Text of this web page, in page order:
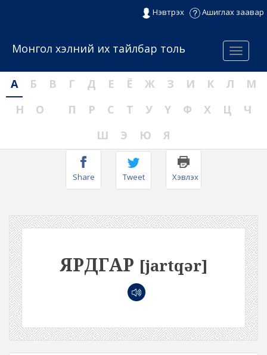
Нэвтрэх Ашиглах заавар
Menu
Монгол хэлний их тайлбар толь
А Б В Г Д Е Ё Ж З И К Л
М
Н
О П Р С Т У Ү Ф Х Ц
Ч
Ш
Э Ю Я
Share Tweet Хэвлэх
ЯРДГАР [jartqər]